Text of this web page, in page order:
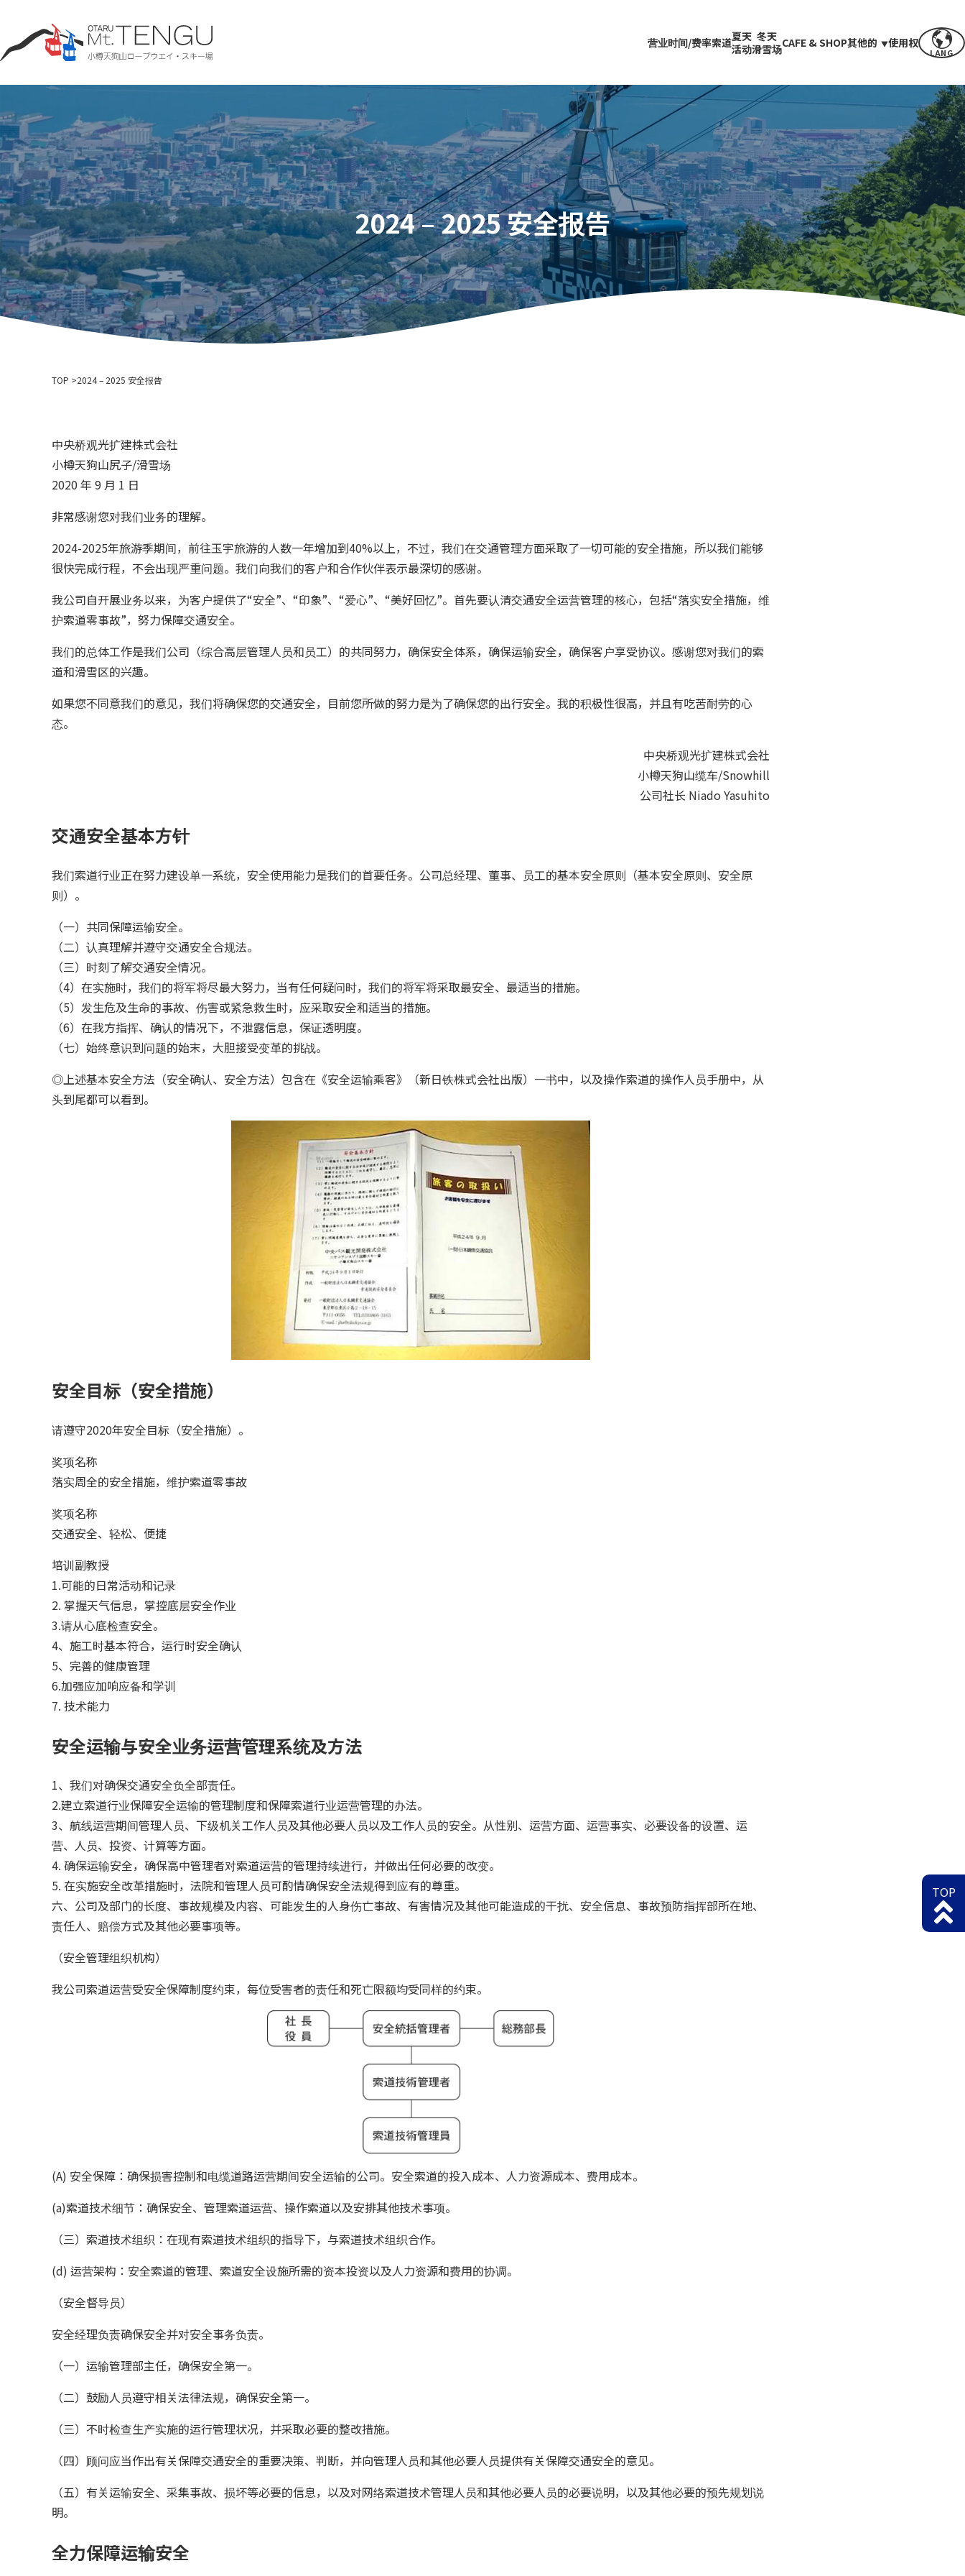
营业时间/费率索道夏天
活动
冬天
滑雪场CAFE & SHOP其他的 使用权
LANG
2024 – 2025 安全报告
TOP 2024 – 2025 安全报告
中央桥观光扩建株式会社
小樽天狗山尻子/滑雪场
2020 年 9 月 1 日
非常感谢您对我们业务的理解。
2024-2025年旅游季期间，前往玉宇旅游的人数一年增加到40%以上，不过，我们在交通管理方面采取了一切可能的安全措施，所以我们能够
很快完成行程，不会出现严重问题。我们向我们的客户和合作伙伴表示最深切的感谢。
我公司自开展业务以来，为客户提供了“安全”、“印象”、“爱心”、“美好回忆”。首先要认清交通安全运营管理的核心，包括“落实安全措施，维
护索道零事故”，努力保障交通安全。
我们的总体工作是我们公司（综合高层管理人员和员工）的共同努力，确保安全体系，确保运输安全，确保客户享受协议。感谢您对我们的索
道和滑雪区的兴趣。
如果您不同意我们的意见，我们将确保您的交通安全，目前您所做的努力是为了确保您的出行安全。我的积极性很高，并且有吃苦耐劳的心
态。
中央桥观光扩建株式会社
小樽天狗山缆车/Snowhill
公司社长 Niado Yasuhito
交通安全基本方针
我们索道行业正在努力建设单一系统，安全使用能力是我们的首要任务。公司总经理、董事、员工的基本安全原则（基本安全原则、安全原
则）。
（一）共同保障运输安全。
（二）认真理解并遵守交通安全合规法。
（三）时刻了解交通安全情况。
（4）在实施时，我们的将军将尽最大努力，当有任何疑问时，我们的将军将采取最安全、最适当的措施。
（5）发生危及生命的事故、伤害或紧急救生时，应采取安全和适当的措施。
（6）在我方指挥、确认的情况下，不泄露信息，保证透明度。
（七）始终意识到问题的始末，大胆接受变革的挑战。
◎上述基本安全方法（安全确认、安全方法）包含在《安全运输乘客》（新日铁株式会社出版）一书中，以及操作索道的操作人员手册中，从
头到尾都可以看到。
安全目标（安全措施）
请遵守2020年安全目标（安全措施）。
奖项名称
落实周全的安全措施，维护索道零事故
奖项名称
交通安全、轻松、便捷
培训副教授
1.可能的日常活动和记录
2. 掌握天气信息，掌控底层安全作业
3.请从心底检查安全。
4、施工时基本符合，运行时安全确认
5、完善的健康管理
6.加强应加响应备和学训
7. 技术能力
安全运输与安全业务运营管理系统及方法
1、我们对确保交通安全负全部责任。
2.建立索道行业保障安全运输的管理制度和保障索道行业运营管理的办法。
3、航线运营期间管理人员、下级机关工作人员及其他必要人员以及工作人员的安全。从性别、运营方面、运营事实、必要设备的设置、运
营、人员、投资、计算等方面。
4. 确保运输安全，确保高中管理者对索道运营的管理持续进行，并做出任何必要的改变。
5. 在实施安全改革措施时，法院和管理人员可酌情确保安全法规得到应有的尊重。
六、公司及部门的长度、事故规模及内容、可能发生的人身伤亡事故、有害情况及其他可能造成的干扰、安全信息、事故预防指挥部所在地、
责任人、赔偿方式及其他必要事项等。
（安全管理组织机构）
我公司索道运营受安全保障制度约束，每位受害者的责任和死亡限额均受同样的约束。
(A) 安全保障：确保损害控制和电缆道路运营期间安全运输的公司。安全索道的投入成本、人力资源成本、费用成本。
(a)索道技术细节：确保安全、管理索道运营、操作索道以及安排其他技术事项。
（三）索道技术组织：在现有索道技术组织的指导下，与索道技术组织合作。
(d) 运营架构：安全索道的管理、索道安全设施所需的资本投资以及人力资源和费用的协调。
（安全督导员）
安全经理负责确保安全并对安全事务负责。
（一）运输管理部主任，确保安全第一。
（二）鼓励人员遵守相关法律法规，确保安全第一。
（三）不时检查生产实施的运行管理状况，并采取必要的整改措施。
（四）顾问应当作出有关保障交通安全的重要决策、判断，并向管理人员和其他必要人员提供有关保障交通安全的意见。
（五）有关运输安全、采集事故、损坏等必要的信息，以及对网络索道技术管理人员和其他必要人员的必要说明，以及其他必要的预先规划说
明。
全力保障运输安全
TOP